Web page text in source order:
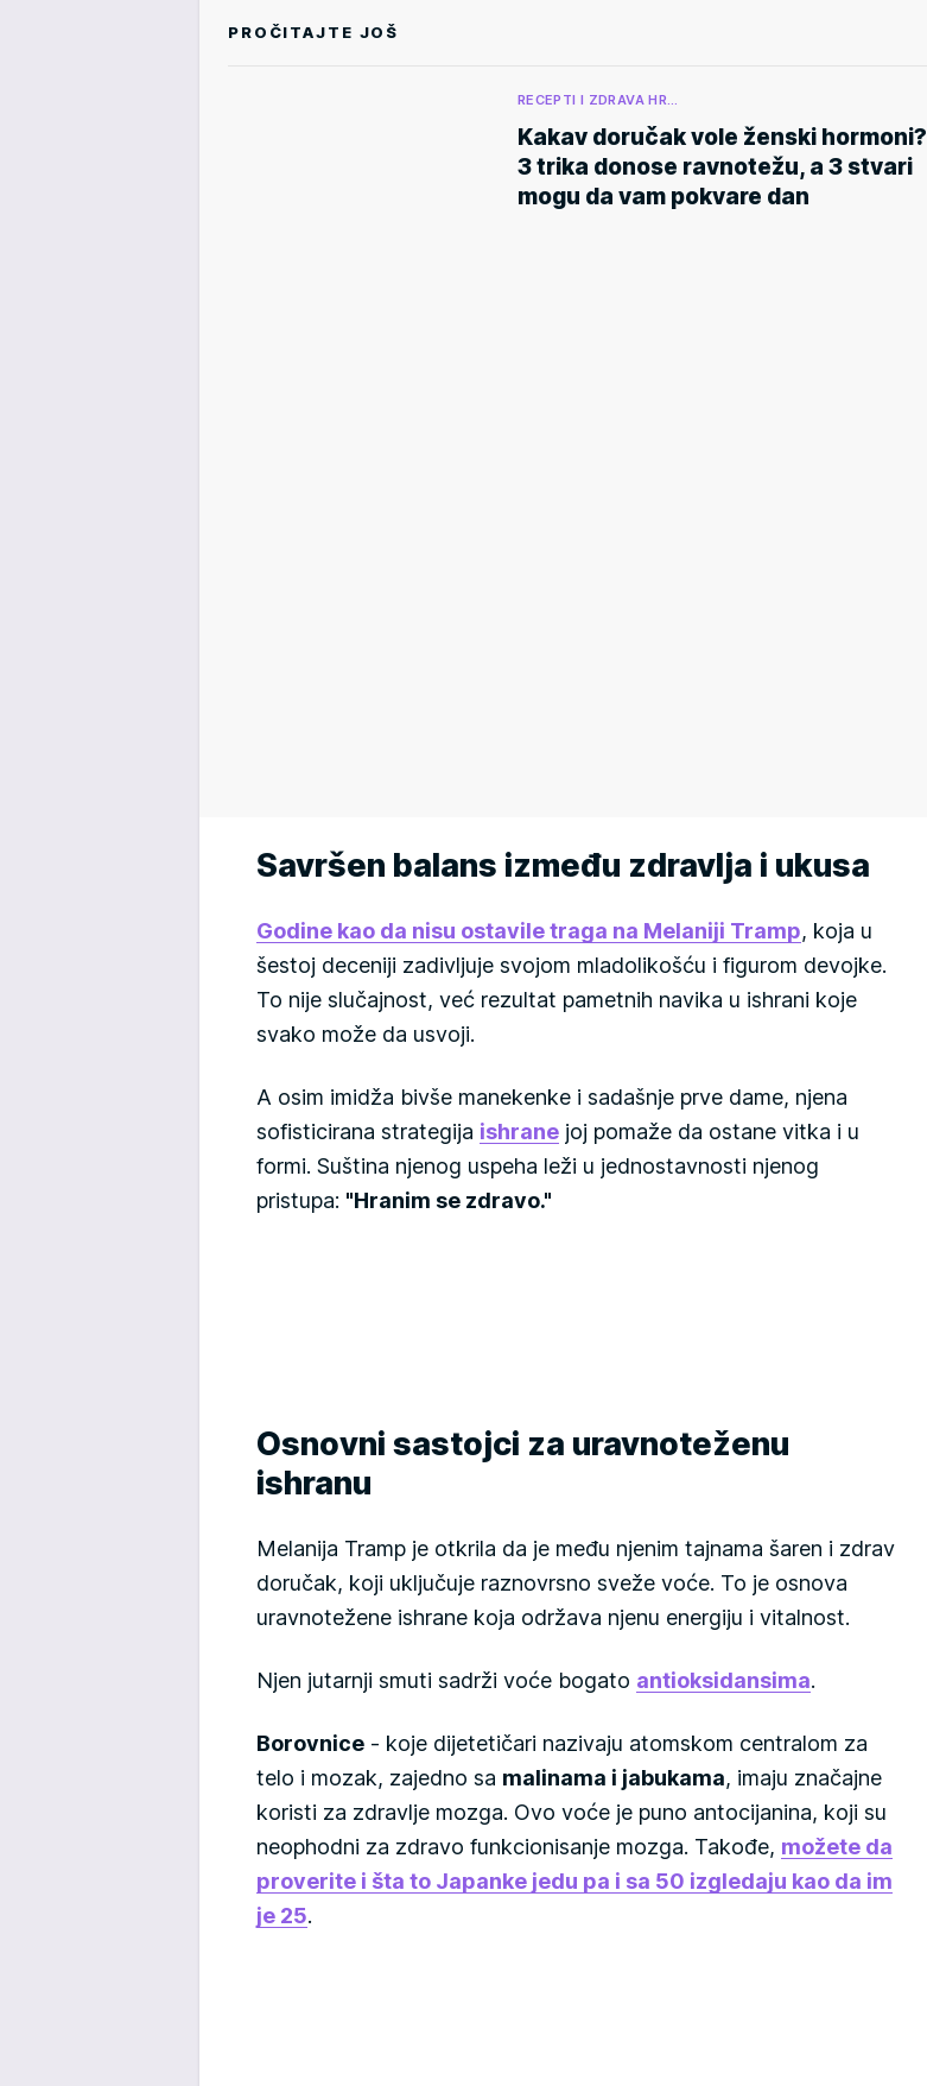
PROČITAJTE JOŠ
RECEPTI I ZDRAVA HR…
Kakav doručak vole ženski hormoni?
3 trika donose ravnotežu, a 3 stvari
mogu da vam pokvare dan
Savršen balans između zdravlja i ukusa
Godine kao da nisu ostavile traga na Melaniji Tramp, koja u
šestoj deceniji zadivljuje svojom mladolikošću i figurom devojke.
To nije slučajnost, već rezultat pametnih navika u ishrani koje
svako može da usvoji.
A osim imidža bivše manekenke i sadašnje prve dame, njena
sofisticirana strategija ishrane joj pomaže da ostane vitka i u
formi. Suština njenog uspeha leži u jednostavnosti njenog
pristupa: "Hranim se zdravo."
Osnovni sastojci za uravnoteženu
ishranu
Melanija Tramp je otkrila da je među njenim tajnama šaren i zdrav
doručak, koji uključuje raznovrsno sveže voće. To je osnova
uravnotežene ishrane koja održava njenu energiju i vitalnost.
Njen jutarnji smuti sadrži voće bogato antioksidansima.
Borovnice - koje dijetetičari nazivaju atomskom centralom za
telo i mozak, zajedno sa malinama i jabukama, imaju značajne
koristi za zdravlje mozga. Ovo voće je puno antocijanina, koji su
neophodni za zdravo funkcionisanje mozga. Takođe, možete da
proverite i šta to Japanke jedu pa i sa 50 izgledaju kao da im
je 25.